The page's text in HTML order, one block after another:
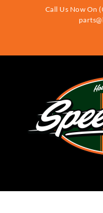
Call Us Now On